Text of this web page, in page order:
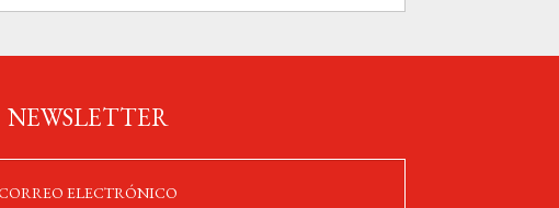
NEWSLETTER